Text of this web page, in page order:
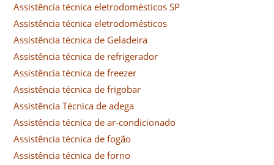
Assistência técnica eletrodomésticos SP
Assistência técnica eletrodomésticos
Assistência técnica de Geladeira
Assistência técnica de refrigerador
Assistência técnica de freezer
Assistência técnica de frigobar
Assistência Técnica de adega
Assistência técnica de ar-condicionado
Assistência técnica de fogão
Assistência técnica de forno